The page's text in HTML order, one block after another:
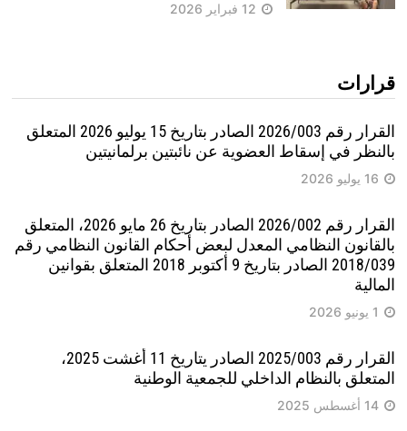
12 فبراير 2026
قرارات
القرار رقم 2026/003 الصادر بتاريخ 15 يوليو 2026 المتعلق
بالنظر في إسقاط العضوية عن نائبتين برلمانيتين
16 يوليو 2026
القرار رقم 2026/002 الصادر بتاريخ 26 مايو 2026، المتعلق
بالقانون النظامي المعدل لبعض أحكام القانون النظامي رقم
2018/039 الصادر بتاريخ 9 أكتوبر 2018 المتعلق بقوانين
المالية
1 يونيو 2026
القرار رقم 2025/003 الصادر يتاريخ 11 أغشت 2025،
المتعلق بالنظام الداخلي للجمعية الوطنية
14 أغسطس 2025